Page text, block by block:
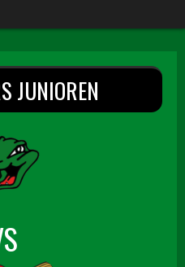
JUNIOREN